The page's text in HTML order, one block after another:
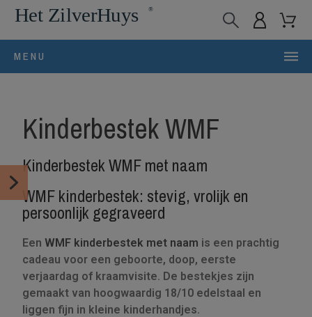
MENU
Kinderbestek WMF
Kinderbestek WMF met naam
WMF kinderbestek: stevig, vrolijk en
persoonlijk gegraveerd
EenWMF kinderbestek met naam is een prachtig
cadeau voor een geboorte, doop, eerste
verjaardag of kraamvisite. De bestekjes zijn
gemaakt van hoogwaardig 18/10 edelstaal en
liggen fijn in kleine kinderhandjes.